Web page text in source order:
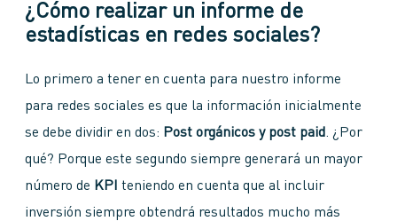
¿Cómo realizar un informe de
estadísticas en redes sociales?
Lo primero a tener en cuenta para nuestro informe
para redes sociales es que la información inicialmente
se debe dividir en dos: Post orgánicos y post paid. ¿Por
qué? Porque este segundo siempre generará un mayor
número de KPI teniendo en cuenta que al incluir
inversión siempre obtendrá resultados mucho más